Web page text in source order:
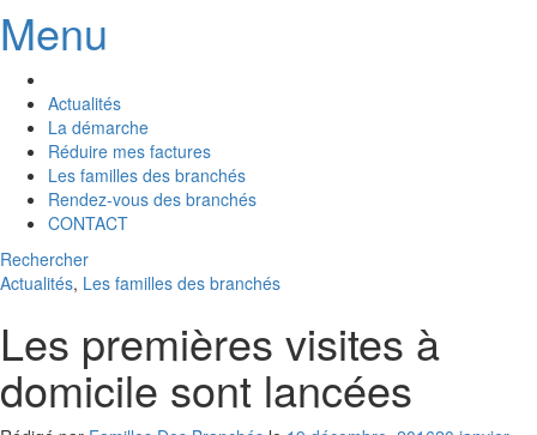
Menu
Actualités
La démarche
Réduire mes factures
Les familles des branchés
Rendez-vous des branchés
CONTACT
Rechercher
Actualités, Les familles des branchés
Les premières visites à
domicile sont lancées